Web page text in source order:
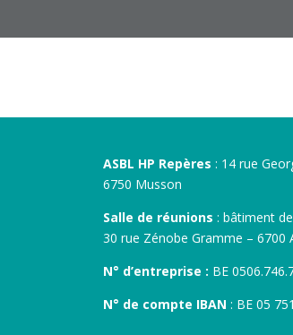
ASBL HP Repères : 14 rue
6750 Musson
Salle de réunions : bâtiment
30 rue Zénobe Gramme – 6700
N° d’entreprise : BE
N° de compte IBAN : BE 05